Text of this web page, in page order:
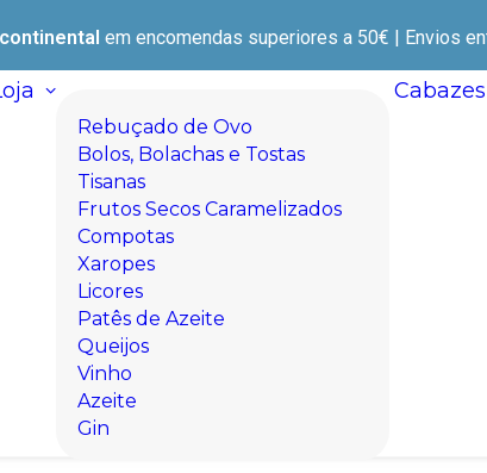
em encomendas superiores a 50€ | Envios
Rebuçado de Ovo
Bolos, Bolachas e Tostas
Tisanas
Frutos Secos Caramelizados
Compotas
Xaropes
Licores
Patês de Azeite
Queijos
Vinho
Azeite
Gin
Cabazes